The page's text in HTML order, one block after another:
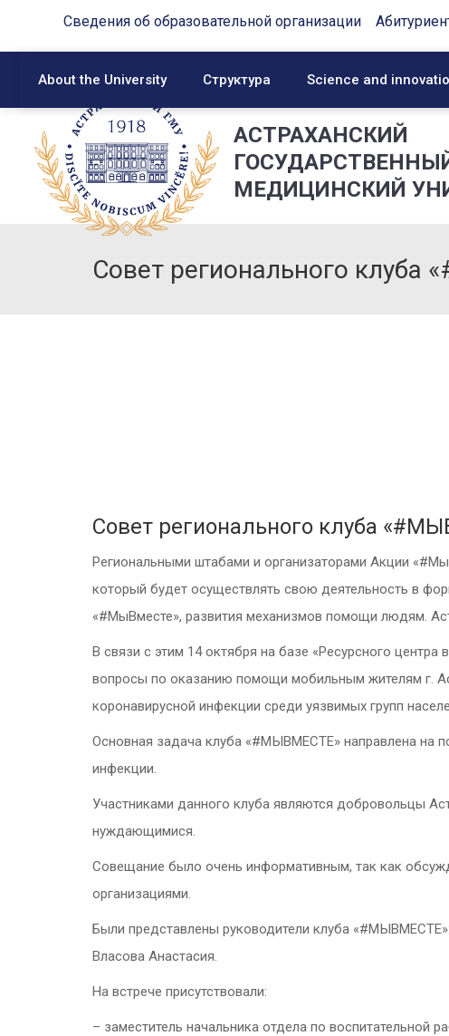
Сведения об образовательной организации
About the University Структура Science and
АСТРАХАНСКИЙ
МЕДИЦИНСКИЙ
Совет регионального
Совет регионального клуба
Региональными штабами и организаторами Акции
который будет осуществлять свою деятельность в
«#МыВместе», развития механизмов помощи людям.
В связи с этим 14 октября на базе «Ресурсного
вопросы по оказанию помощи мобильным жителям г.
коронавирусной инфекции среди уязвимых групп
Основная задача клуба «#МЫВМЕСТЕ» направлена на
инфекции.
Участниками данного клуба являются добровольцы
нуждающимися.
Совещание было очень информативным, так как
организациями.
Были представлены руководители клуба
Власова Анастасия.
На встрече присутствовали:
– заместитель начальника отдела по